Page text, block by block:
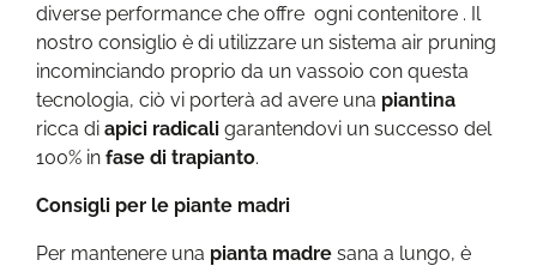
diverse performance che offre ogni contenitore . Il
nostro consiglio è di utilizzare un sistema air pruning
incominciando proprio da un vassoio con questa
tecnologia, ciò vi porterà ad avere una piantina
ricca di apici radicali garantendovi un successo del
100% in fase di trapianto.
Consigli per le piante madri
Per mantenere una pianta madre sana a lungo, è